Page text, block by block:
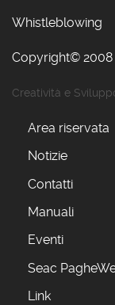
Whistleblowing
Copyright© 2008
Creatività e
Area riservata
Notizie
Contatti
Manuali
Eventi
Seac
Link